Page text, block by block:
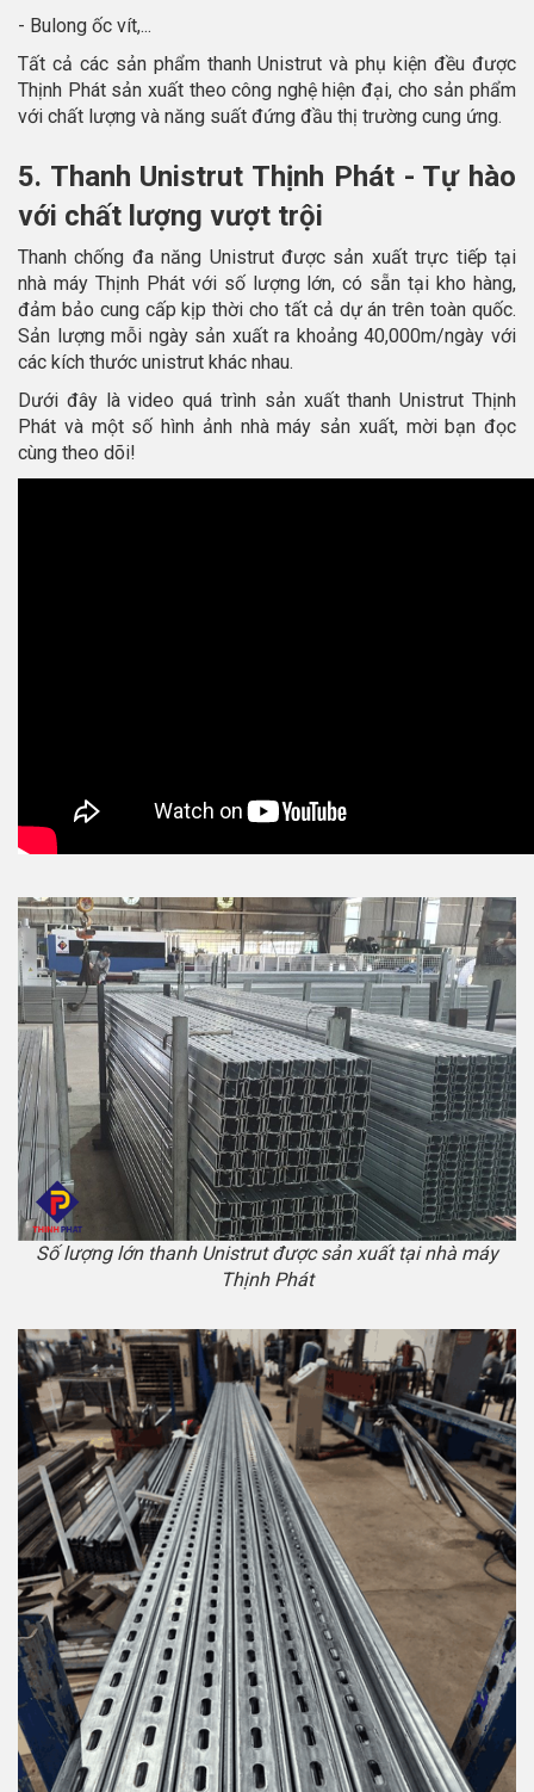
- Bulong ốc vít,...
Tất cả các sản phẩm thanh Unistrut và phụ kiện đều được
Thịnh Phát sản xuất theo công nghệ hiện đại, cho sản phẩm
với chất lượng và năng suất đứng đầu thị trường cung ứng.
5. Thanh Unistrut Thịnh Phát - Tự hào
với chất lượng vượt trội
Thanh chống đa năng Unistrut được sản xuất trực tiếp tại
nhà máy Thịnh Phát với số lượng lớn, có sẵn tại kho hàng,
đảm bảo cung cấp kịp thời cho tất cả dự án trên toàn quốc.
Sản lượng mỗi ngày sản xuất ra khoảng 40,000m/ngày với
các kích thước unistrut khác nhau.
Dưới đây là video quá trình sản xuất thanh Unistrut Thịnh
Phát và một số hình ảnh nhà máy sản xuất, mời bạn đọc
cùng theo dõi!
Số lượng lớn thanh Unistrut được sản xuất tại nhà máy
Thịnh Phát